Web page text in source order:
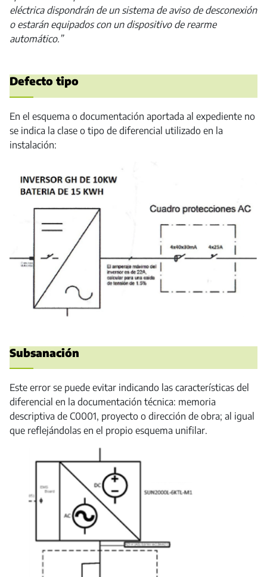
eléctrica dispondrán de un sistema de aviso de desconexión
o estarán equipados con un dispositivo de rearme
automático.”
Defecto tipo
En el esquema o documentación aportada al expediente no
se indica la clase o tipo de diferencial utilizado en la
instalación:
Subsanación
Este error se puede evitar indicando las características del
diferencial en la documentación técnica: memoria
descriptiva de C0001, proyecto o dirección de obra; al igual
que reflejándolas en el propio esquema unifilar.